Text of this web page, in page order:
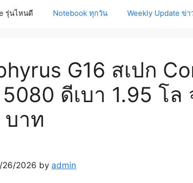
รุ่นไหนดี Notebook ทุกวัน Weekly Update ข่า
G16 สเปก
ดีเบา 1.95 โล
บาท
26/2026 by admin